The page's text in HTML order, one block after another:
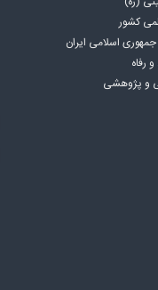
كشور
اسلامی ايران
رفاه
و پژوهشی